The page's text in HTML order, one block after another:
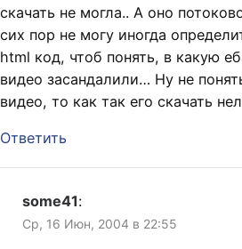
скачать не могла.. А оно
сих пор не могу иногда
html код, чтоб понять, в какую
видео засандалили… Ну не
видео, то как так его скачать
Ответить
some41:
Ср, 16 Июн, 2004 в 22:55